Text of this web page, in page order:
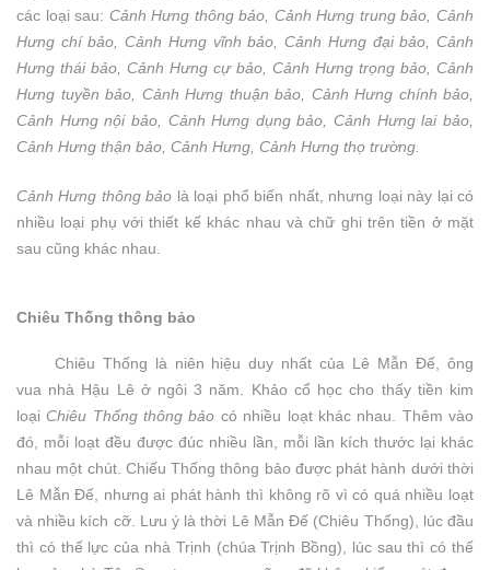
các loại sau: Cảnh Hưng thông bảo, Cảnh Hưng trung bảo, Cảnh
Hưng chí bảo, Cảnh Hưng vĩnh bảo, Cảnh Hưng đại bảo, Cảnh
Hưng thái bảo, Cảnh Hưng cự bảo, Cảnh Hưng trọng bảo, Cảnh
Hưng tuyền bảo, Cảnh Hưng thuận bảo, Cảnh Hưng chính bảo,
Cảnh Hưng nội bảo, Cảnh Hưng dụng bảo, Cảnh Hưng lai bảo,
Cảnh Hưng thận bảo, Cảnh Hưng, Cảnh Hưng thọ trường.
Cảnh Hưng thông bảo là loại phổ biến nhất, nhưng loại này lại có
nhiều loại phụ với thiết kế khác nhau và chữ ghi trên tiền ở mặt
sau cũng khác nhau.
Chiêu Thống thông bảo
Chiêu Thống là niên hiệu duy nhất của Lê Mẫn Đế, ông
vua nhà Hậu Lê ở ngôi 3 năm. Khảo cổ học cho thấy tiền kim
loại Chiêu Thống thông bảo có nhiều loạt khác nhau. Thêm vào
đó, mỗi loạt đều được đúc nhiều lần, mỗi lần kích thước lại khác
nhau một chút. Chiếu Thống thông bảo được phát hành dưới thời
Lê Mẫn Đế, nhưng ai phát hành thì không rõ vì có quá nhiều loạt
và nhiều kích cỡ. Lưu ý là thời Lê Mẫn Đế (Chiêu Thống), lúc đầu
thì có thế lực của nhà Trịnh (chúa Trịnh Bồng), lúc sau thì có thế